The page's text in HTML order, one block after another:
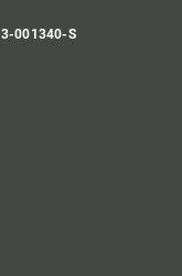
001340-S